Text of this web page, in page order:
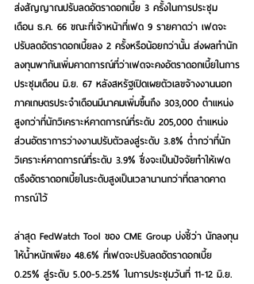
ส่งสัญญาณปรับลดอัตราดอกเบี้ย 3 ครั้งในการประชุม
เดือน ธ.ค. 66 ขณะที่เจ้าหน้าที่เฟด 9 รายคาดว่า เฟดจะ
ปรับลดอัตราดอกเบี้ยลง 2 ครั้งหรือน้อยกว่านั้น ส่งผลทำนัก
ลงทุนพากันเพิ่มคาดการณ์ที่ว่าเฟดจะคงอัตราดอกเบี้ยในการ
ประชุมเดือน มิ.ย. 67 หลังสหรัฐเปิดเผยตัวเลขจ้างงานนอก
ภาคเกษตรประจำเดือนมีนาคมเพิ่มขึ้นถึง 303,000 ตำแหน่ง
สูงกว่าที่นักวิเคราะห์คาดการณ์ที่ระดับ 205,000 ตำแหน่ง
ส่วนอัตราการว่างงานปรับตัวลงสู่ระดับ 3.8% ต่ำกว่าที่นัก
วิเคราะห์คาดการณ์ที่ระดับ 3.9% ซึ่งจะเป็นปัจจัยทำให้เฟด
ตรึงอัตราดอกเบี้ยในระดับสูงเป็นเวลานานกว่าที่ตลาดคาด
การณ์ไว้
ล่าสุด FedWatch Tool ของ CME Group บ่งชี้ว่า นักลงทุน
ให้น้ำหนักเพียง 48.6% ที่เฟดจะปรับลดอัตราดอกเบี้ย
0.25% สู่ระดับ 5.00-5.25% ในการประชุมวันที่ 11-12 มิ.ย.